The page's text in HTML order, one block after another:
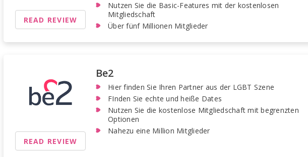
Nutzen Sie die Basic-Features mit der kostenlosen
Mitgliedschaft
Über fünf Millionen Mitglieder
READ REVIEW
Be2
Hier finden Sie Ihren Partner aus der LGBT Szene
FInden Sie echte und heiße Dates
Nutzen Sie die kostenlose Mitgliedschaft mit begrenzten
Optionen
Nahezu eine Million Mitglieder
READ REVIEW